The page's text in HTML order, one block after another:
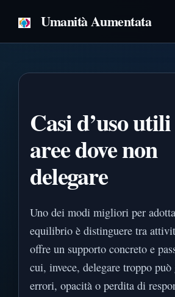
contenuto
Umanità Aumentata
Casi d’uso
aree dove non
delegare
Uno dei modi migliori per
equilibrio è distinguere tra
offre un supporto concreto e
cui, invece, delegare troppo può
errori, opacità o perdita di